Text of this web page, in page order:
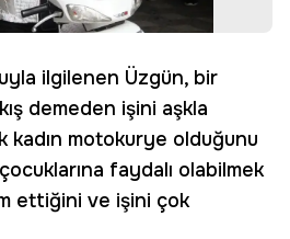
ilgilenen Üzgün, bir
demeden işini aşkla
kadın motokurye olduğunu
faydalı olabilmek
ettiğini ve işini çok